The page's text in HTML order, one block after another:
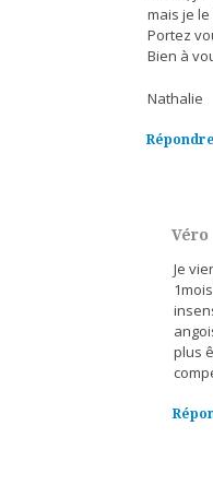
mais je
Portez
Bien à
Nathalie
Répondre
Véro
Je
plus